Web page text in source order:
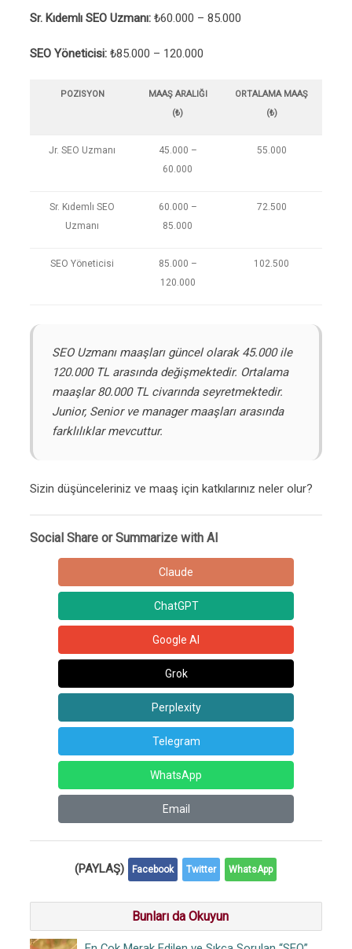
Sr. Kıdemlı SEO Uzmanı: ₺60.000 – 85.000
SEO Yöneticisi: ₺85.000 – 120.000
POZISYON
MAAŞ ARALIĞI
(₺)
ORTALAMA MAAŞ
(₺)
Jr. SEO Uzmanı
45.000 –
60.000
55.000
Sr. Kıdemlı SEO
Uzmanı
60.000 –
85.000
72.500
SEO Yöneticisi
85.000 –
120.000
102.500
SEO Uzmanı maaşları güncel olarak 45.000 ile
120.000 TL arasında değişmektedir. Ortalama
maaşlar 80.000 TL civarında seyretmektedir.
Junior, Senior ve manager maaşları arasında
farklılıklar mevcuttur.
Sizin düşünceleriniz ve maaş için katkılarınız neler olur?
Social Share or Summarize with AI
Claude
ChatGPT
Google AI
Grok
Perplexity
Telegram
WhatsApp
Email
(PAYLAŞ) Facebook Twitter WhatsApp
Bunları da Okuyun